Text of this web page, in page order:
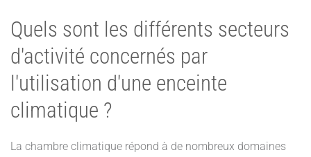
Quels sont les différents secteurs
d'activité concernés par
l'utilisation d'une enceinte
climatique ?
La chambre climatique répond à de nombreux domaines